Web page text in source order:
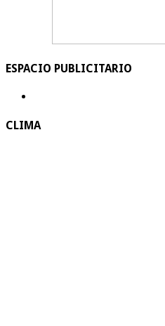
ESPACIO PUBLICITARIO
CLIMA